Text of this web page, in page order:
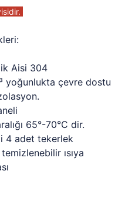
Aisi 304
yoğunlukta çevre dostu
65°-70°C dir.
4 adet tekerlek
ısıya